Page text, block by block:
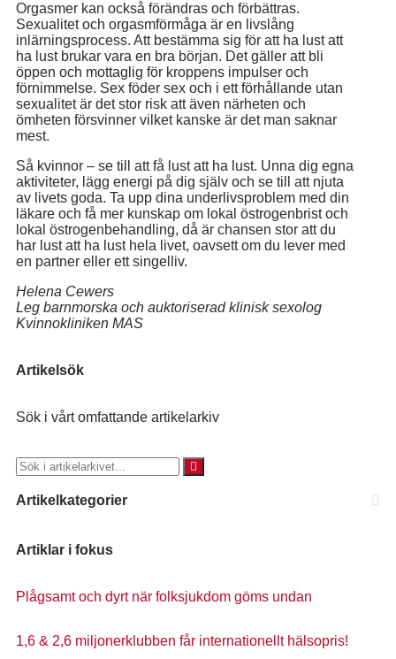
Orgasmer kan också förändras och förbättras.
Sexualitet och orgasmförmåga är en livslång
inlärningsprocess. Att bestämma sig för att ha lust att
ha lust brukar vara en bra början. Det gäller att bli
öppen och mottaglig för kroppens impulser och
förnimmelse. Sex föder sex och i ett förhållande utan
sexualitet är det stor risk att även närheten och
ömheten försvinner vilket kanske är det man saknar
mest.
Så kvinnor – se till att få lust att ha lust. Unna dig egna
aktiviteter, lägg energi på dig själv och se till att njuta
av livets goda. Ta upp dina underlivsproblem med din
läkare och få mer kunskap om lokal östrogenbrist och
lokal östrogenbehandling, då är chansen stor att du
har lust att ha lust hela livet, oavsett om du lever med
en partner eller ett singelliv.
Helena Cewers
Leg barnmorska och auktoriserad klinisk sexolog
Kvinnokliniken MAS
Artikelsök
Sök i vårt omfattande artikelarkiv
Artikelkategorier
Artiklar i fokus
Plågsamt och dyrt när folksjukdom göms undan
1,6 & 2,6 miljonerklubben får internationellt hälsopris!